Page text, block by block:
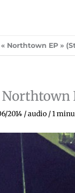
Northtown EP »
2014 /audio /1